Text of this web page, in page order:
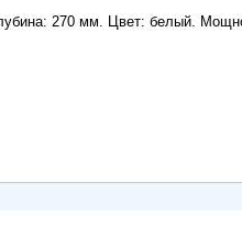
270 мм. Цвет: белый.